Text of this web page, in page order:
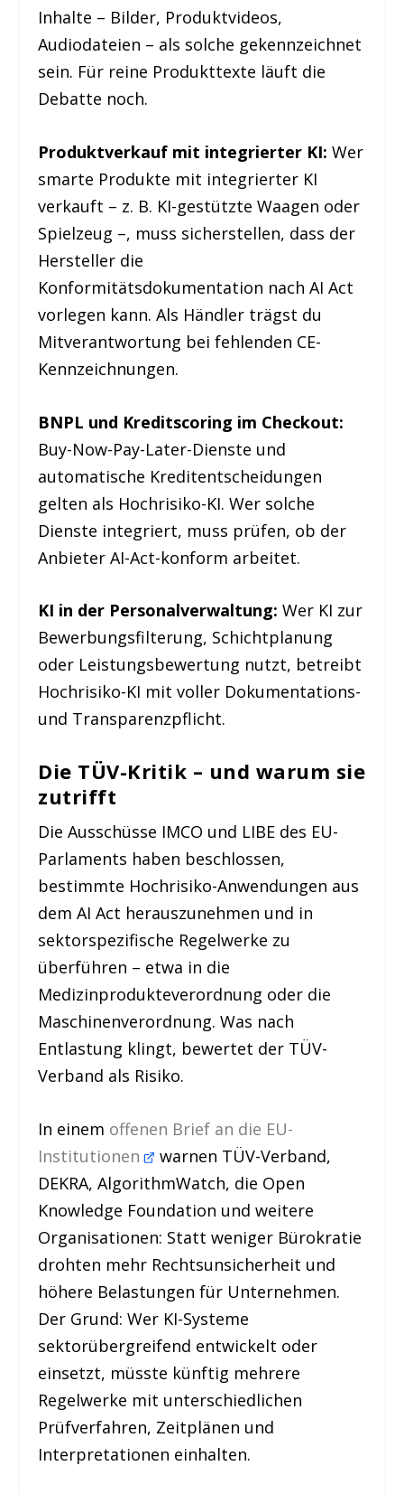
Inhalte – Bilder, Produktvideos,
Audiodateien – als solche gekennzeichnet
sein. Für reine Produkttexte läuft die
Debatte noch.
Produktverkauf mit integrierter KI: Wer
smarte Produkte mit integrierter KI
verkauft – z. B. KI-gestützte Waagen oder
Spielzeug –, muss sicherstellen, dass der
Hersteller die
Konformitätsdokumentation nach AI Act
vorlegen kann. Als Händler trägst du
Mitverantwortung bei fehlenden CE-
Kennzeichnungen.
BNPL und Kreditscoring im Checkout:
Buy-Now-Pay-Later-Dienste und
automatische Kreditentscheidungen
gelten als Hochrisiko-KI. Wer solche
Dienste integriert, muss prüfen, ob der
Anbieter AI-Act-konform arbeitet.
KI in der Personalverwaltung: Wer KI zur
Bewerbungsfilterung, Schichtplanung
oder Leistungsbewertung nutzt, betreibt
Hochrisiko-KI mit voller Dokumentations-
und Transparenzpflicht.
Die TÜV-Kritik – und warum sie
zutrifft
Die Ausschüsse IMCO und LIBE des EU-
Parlaments haben beschlossen,
bestimmte Hochrisiko-Anwendungen aus
dem AI Act herauszunehmen und in
sektorspezifische Regelwerke zu
überführen – etwa in die
Medizinprodukteverordnung oder die
Maschinenverordnung. Was nach
Entlastung klingt, bewertet der TÜV-
Verband als Risiko.
In einem offenen Brief an die EU-
Institutionen
warnen TÜV-Verband,
DEKRA, AlgorithmWatch, die Open
Knowledge Foundation und weitere
Organisationen: Statt weniger Bürokratie
drohten mehr Rechtsunsicherheit und
höhere Belastungen für Unternehmen.
Der Grund: Wer KI-Systeme
sektorübergreifend entwickelt oder
einsetzt, müsste künftig mehrere
Regelwerke mit unterschiedlichen
Prüfverfahren, Zeitplänen und
Interpretationen einhalten.